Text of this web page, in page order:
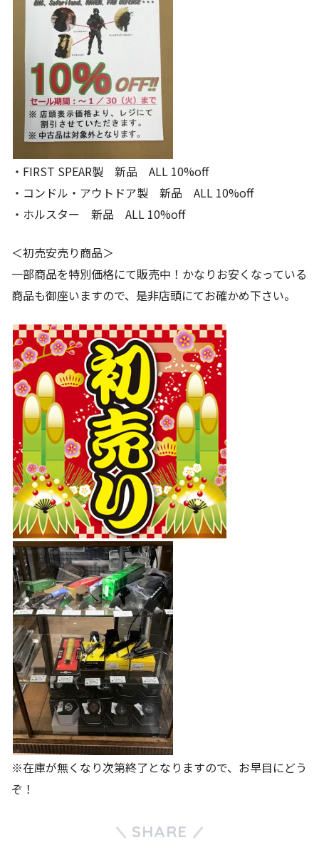
・FIRST SPEAR製 新品 ALL 10%off
・コンドル・アウトドア製 新品 ALL 10%off
・ホルスター 新品 ALL 10%off
＜初売安売り商品＞
一部商品を特別価格にて販売中！かなりお安くなっている
商品も御座いますので、是非店頭にてお確かめ下さい。
※在庫が無くなり次第終了となりますので、お早目にどう
ぞ！
SHARE